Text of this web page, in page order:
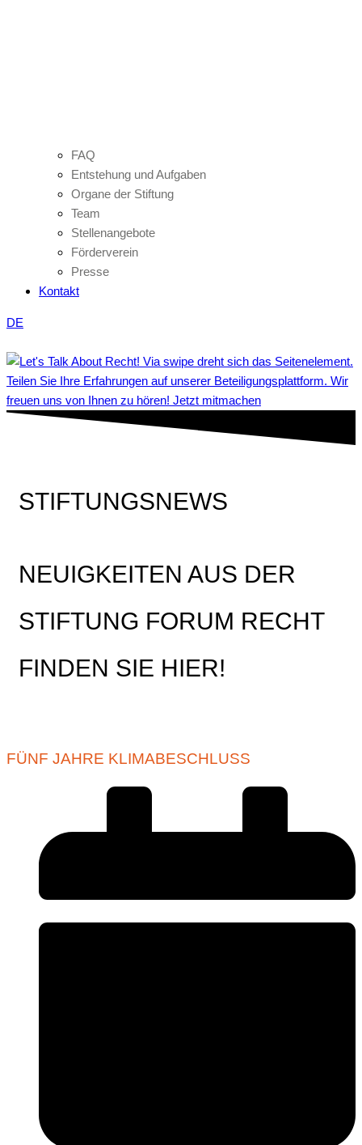
FAQ
Entstehung und Aufgaben
Organe der Stiftung
Team
Stellenangebote
Förderverein
Presse
Kontakt
DE
Teilen Sie Ihre Erfahrungen auf unserer Beteiligungsplattform. Wir
freuen uns von Ihnen zu hören! Jetzt mitmachen
STIFTUNGSNEWS
NEUIGKEITEN AUS DER
STIFTUNG FORUM RECHT
FINDEN SIE HIER!
FÜNF JAHRE KLIMABESCHLUSS